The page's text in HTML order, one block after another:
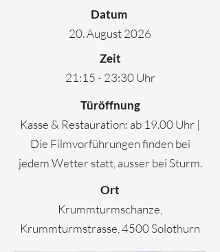
Datum
20. August 2026
Zeit
21:15 - 23:30 Uhr
Türöffnung
Kasse & Restauration: ab 19.00 Uhr |
Die Filmvorführungen finden bei
jedem Wetter statt, ausser bei Sturm.
Ort
Krummturmschanze,
Krummturmstrasse, 4500 Solothurn